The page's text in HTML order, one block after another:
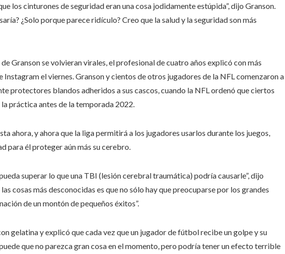
los cinturones de seguridad eran una cosa jodidamente estúpida”, dijo Granson.
¿Solo porque parece ridículo? Creo que la salud y la seguridad son más
Granson se volvieran virales, el profesional de cuatro años explicó con más
Instagram el viernes. Granson y cientos de otros jugadores de la NFL comenzaron a
protectores blandos adheridos a sus cascos, cuando la NFL ordenó que ciertos
práctica antes de la temporada 2022.
ahora, y ahora que la liga permitirá a los jugadores usarlos durante los juegos,
para él proteger aún más su cerebro.
superar lo que una TBI (lesión cerebral traumática) podría causarle”, dijo
cosas más desconocidas es que no sólo hay que preocuparse por los grandes
de un montón de pequeños éxitos”.
gelatina y explicó que cada vez que un jugador de fútbol recibe un golpe y su
que no parezca gran cosa en el momento, pero podría tener un efecto terrible